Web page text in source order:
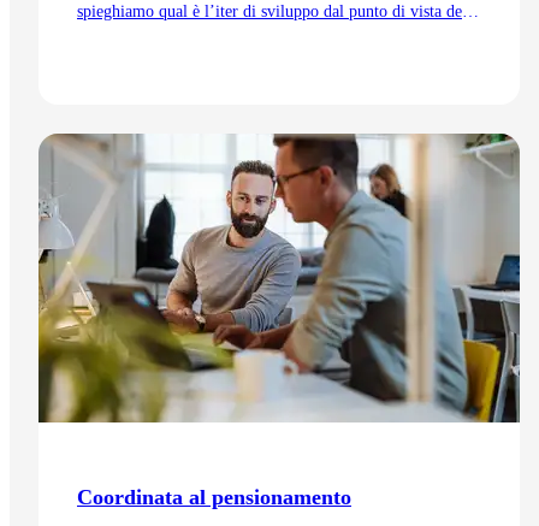
spieghiamo qual è l’iter di sviluppo dal punto di vista del
Vai all'articolo
Coordinata al pensionamento